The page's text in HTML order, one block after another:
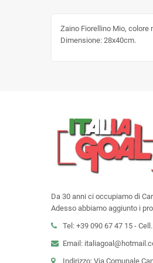
Zaino Fiorellino Mio, colore
Dimensione: 28x40cm.
Da 30 anni ci occupiamo di
Adesso abbiamo aggiunto i
Tel: +39 090 67 47 15 -
Email:
Indirizzo: Via Comunale